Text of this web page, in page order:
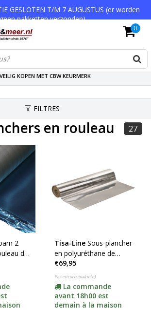
GESLOTEN T/M 7 AUGUSTUS (er worden
pakketten verzonden)
€ 7,95 (GRATIS VA €75,-)
PRIJZEN TOT WEL 75% KORTING !
VEILIG KOPEN MET CBW KEURMERK
0
FILTRES
en rouleau 27
2
de
Tisa-Line Sous-plancher
en polyuréthane de
qualité supérieure 3,2
mm
€69,95
Pas encore évalué(e)
La commande
avant 18h00 est
demain à la maison